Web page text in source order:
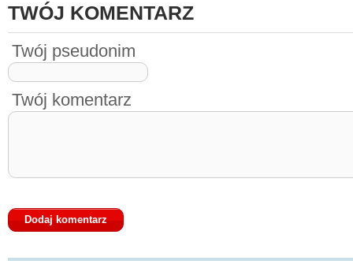
TWÓJ KOMENTARZ
Twój pseudonim
Twój komentarz